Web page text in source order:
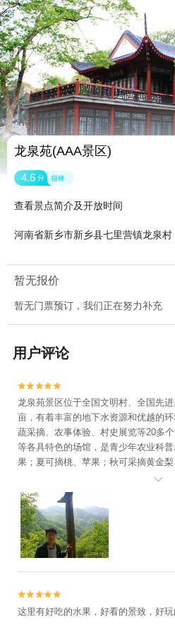
龙泉苑(AAA景区)
4.6 分 很棒
查看景点简介及开放时间
河南省新乡市新乡县七里营镇龙泉村
暂无报价
暂无门票预订，我们正在努力补充
用户评论


龙泉苑景区位于全国文明村、全国先
亩，有着丰富的地下水资源和优越的
蔬采摘、农事体验、村史展览等20多
等各具特色的场馆，是青少年农业科
果；夏可摘桃、苹果；秋可采摘黄金
活动，观园区雪景，是一个享受田园
龙泉苑景区主要种植有精品水果、高
集旅游观光、娱乐休闲、精品展示、
化、教育培训等为一体的综合性园区。
国农业旅游示范点”、2011年被评为“
点”、是“国家AAA级旅游景区”、“全国
标，“龙泉村牌”黄金梨被中国绿色食品
获“北京奥运推荐果品二等奖”、“中国地



这里有好吃的水果，好看的景致，好玩
